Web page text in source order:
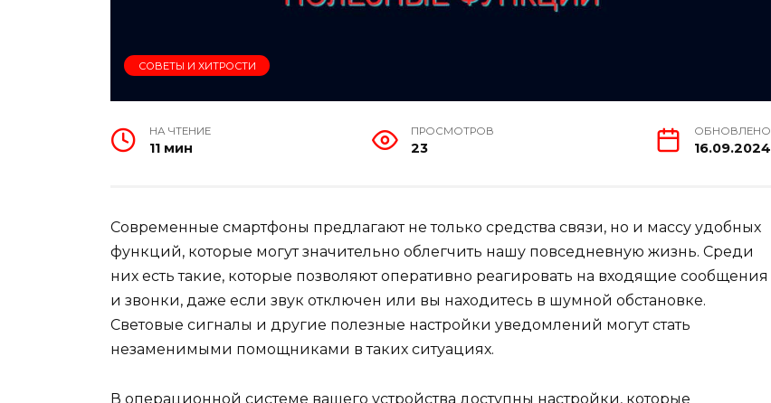
СОВЕТЫ И ХИТРОСТИ
НА ЧТЕНИЕ
11 мин
ПРОСМОТРОВ
23
ОБНОВЛЕНО
16.09.2024
Современные смартфоны предлагают не только средства связи, но и массу удобных
функций, которые могут значительно облегчить нашу повседневную жизнь. Среди
них есть такие, которые позволяют оперативно реагировать на входящие сообщения
и звонки, даже если звук отключен или вы находитесь в шумной обстановке.
Световые сигналы и другие полезные настройки уведомлений могут стать
незаменимыми помощниками в таких ситуациях.
В операционной системе вашего устройства доступны настройки, которые